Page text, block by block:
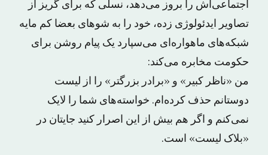
اجتماعی‌اش را بروز می‌دهد، نسلی که برای گریز از
تصاویر ایدئولوژی زده، خود را به شوهای بعضا کم مایه
شبکه‌های ماهواره‌ای می‌سپارد یک پیام روشن برای
حکومت مخابره می‌کند:
من «ناظر کبیر» و «برادر بزرگتر» را از لیست
دوستانم حذف کرده‌ام. خواسته‌های شما را لایک
نمی‌کنم و اگر هم بیش از این اصرار کنید جایتان در
«بلاک لیست» است.